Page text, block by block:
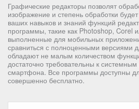
Графические редакторы позволят
изображение и степень обработки будет
ваших навыков и знаний функций
программы, такие как Photoshop, Corel
выполненные для мобильных
сравниться с полноценными версиями
обладают не малым количеством
достаточно требовательны к
смартфона. Все программы доступны
совершенно бесплатно.